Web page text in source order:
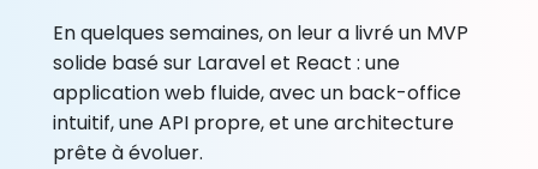
En quelques semaines, on leur a livré un MVP
solide basé sur Laravel et React : une
application web fluide, avec un back-office
intuitif, une API propre, et une architecture
prête à évoluer.